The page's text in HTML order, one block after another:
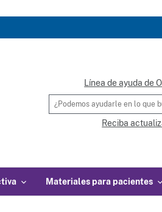
Materiales para pacientes
Línea de ayuda de
Reciba